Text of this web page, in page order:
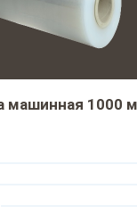
машинная 1000